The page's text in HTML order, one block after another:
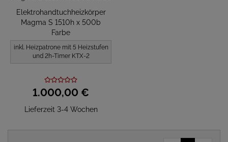
Elektrohandtuchheizkörper
Magma S 1510h x 500b
Farbe
inkl. Heizpatrone mit 5 Heizstufen
und 2h-Timer KTX-2
1.000,00 €
Lieferzeit 3-4 Wochen